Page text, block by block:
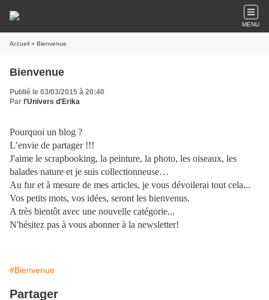
MENU
Accueil » Bienvenue
Bienvenue
Publié le 03/03/2015 à 20:40
Par l'Univers d'Erika
Pourquoi un blog ?
L’envie de partager !!!
J'aime le scrapbooking, la peinture, la photo, les oiseaux, les
balades nature et je suis collectionneuse…
Au fur et à mesure de mes articles, je vous dévoilerai tout cela...
Vos petits mots, vos idées, seront les bienvenus.
A très bientôt avec une nouvelle catégorie...
N'hésitez pas à vous abonner à la newsletter!
#Bienvenue
Partager